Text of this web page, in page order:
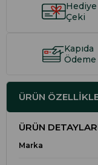
Hediye
Çeki
Kapıda
Ödeme
ÜRÜN
ÜRÜN
Marka